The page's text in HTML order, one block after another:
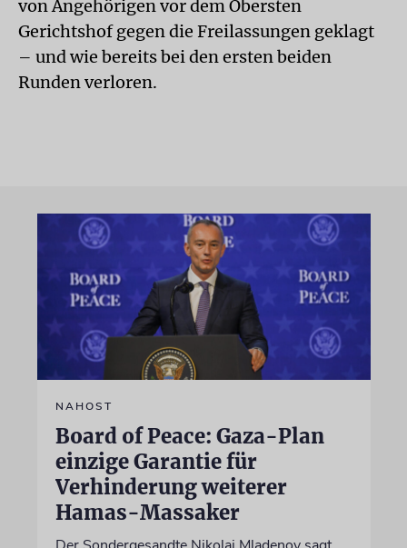
von Angehörigen vor dem Obersten
Gerichtshof gegen die Freilassungen geklagt
– und wie bereits bei den ersten beiden
Runden verloren.
NAHOST
Board of Peace: Gaza-Plan
einzige Garantie für
Verhinderung weiterer
Hamas-Massaker